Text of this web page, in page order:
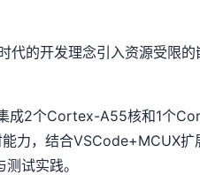
代的开发理念引入资源受
成2个Cortex-A55核和1个
力，结合VSCode+MCUX
试实践。